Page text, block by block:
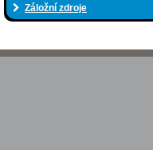
Záložní zdroje